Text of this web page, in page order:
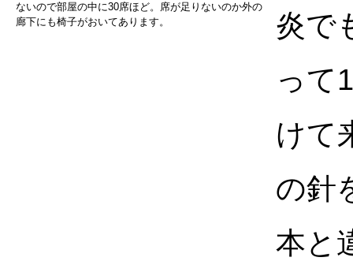
炎で
って
けて
の針
本と
ないので部屋の中に30席ほど。席が足りないのか外の
廊下にも椅子がおいてあります。